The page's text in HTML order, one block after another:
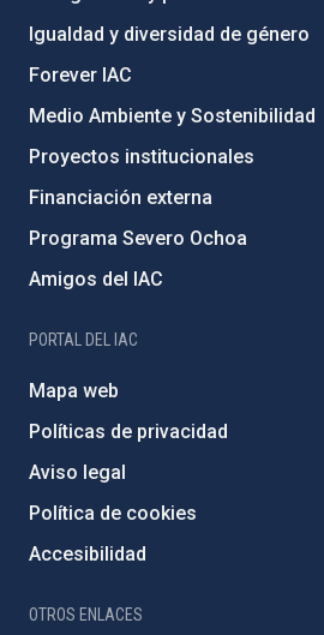
Igualdad y diversidad de género
Forever IAC
Medio Ambiente y Sostenibilidad
Proyectos institucionales
Financiación externa
Programa Severo Ochoa
Amigos del IAC
PORTAL DEL IAC
Mapa web
Políticas de privacidad
Aviso legal
Política de cookies
Accesibilidad
OTROS ENLACES